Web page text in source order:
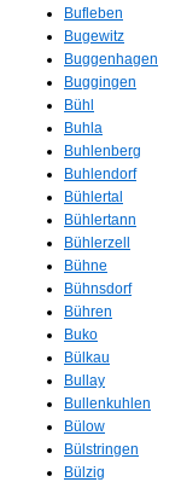
Bufleben
Bugewitz
Buggenhagen
Buggingen
Bühl
Buhla
Buhlenberg
Buhlendorf
Bühlertal
Bühlertann
Bühlerzell
Bühne
Bühnsdorf
Bühren
Buko
Bülkau
Bullay
Bullenkuhlen
Bülow
Bülstringen
Bülzig